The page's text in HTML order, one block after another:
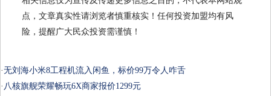
点，文章真实性请浏览者慎重核实！任何投资加盟均有风
险，提醒广大民众投资需谨慎！
·无刘海小米8工程机流入闲鱼，标价99万令人咋舌
· 八核旗舰荣耀畅玩6X商家报价1299元